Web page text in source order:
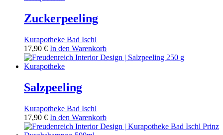
Zuckerpeeling
Kurapotheke Bad Ischl
17,90 € In den Warenkorb
Salzpeeling
Kurapotheke Bad Ischl
17,90 € In den Warenkorb